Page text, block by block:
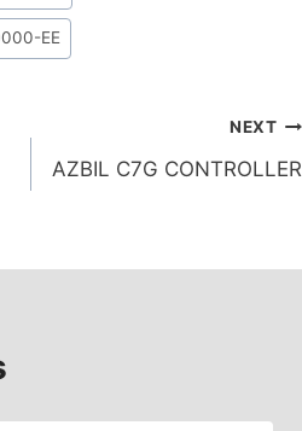
EE
NEXT
AZBIL C7G CONTROLLER